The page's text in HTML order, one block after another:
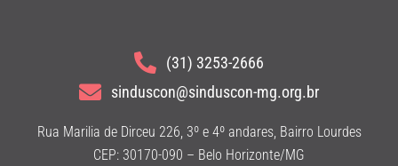
(31) 3253-2666
sinduscon@sinduscon-mg.org.br
Rua Marilia de Dirceu 226, 3º e 4º andares, Bairro Lourdes
CEP: 30170-090 – Belo Horizonte/MG